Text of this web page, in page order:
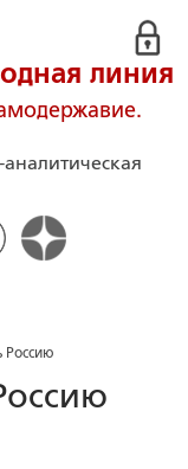
линия
Россию